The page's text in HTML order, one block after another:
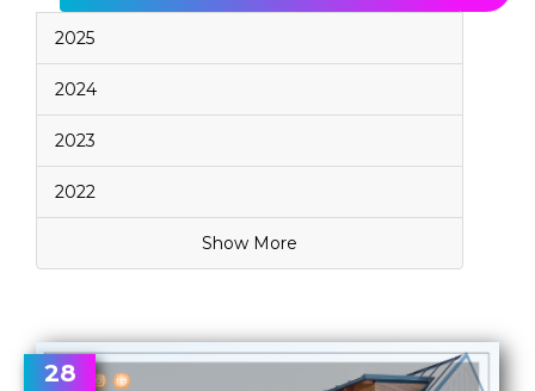
2025
2024
2023
2022
Show More
28